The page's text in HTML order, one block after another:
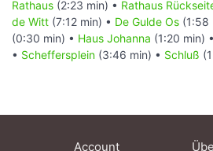
Rathaus (2:23 min) • Rathaus
de Witt (7:12 min) • De Gulde Os (1:58
(0:30 min) • Haus Johanna (1:20 min) •
• Scheffersplein (3:46 min) • Schluß
Account